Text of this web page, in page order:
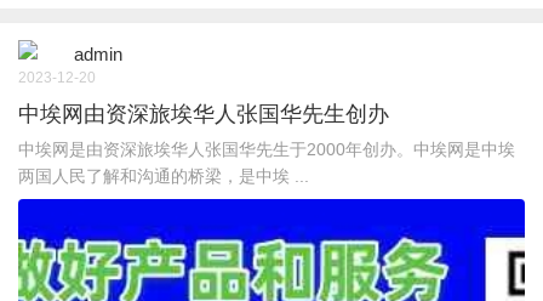
admin
2023-12-20
中埃网由资深旅埃华人张国华先生创办
中埃网是由资深旅埃华人张国华先生于2000年创办。中埃网是中埃
两国人民了解和沟通的桥梁，是中埃 ...